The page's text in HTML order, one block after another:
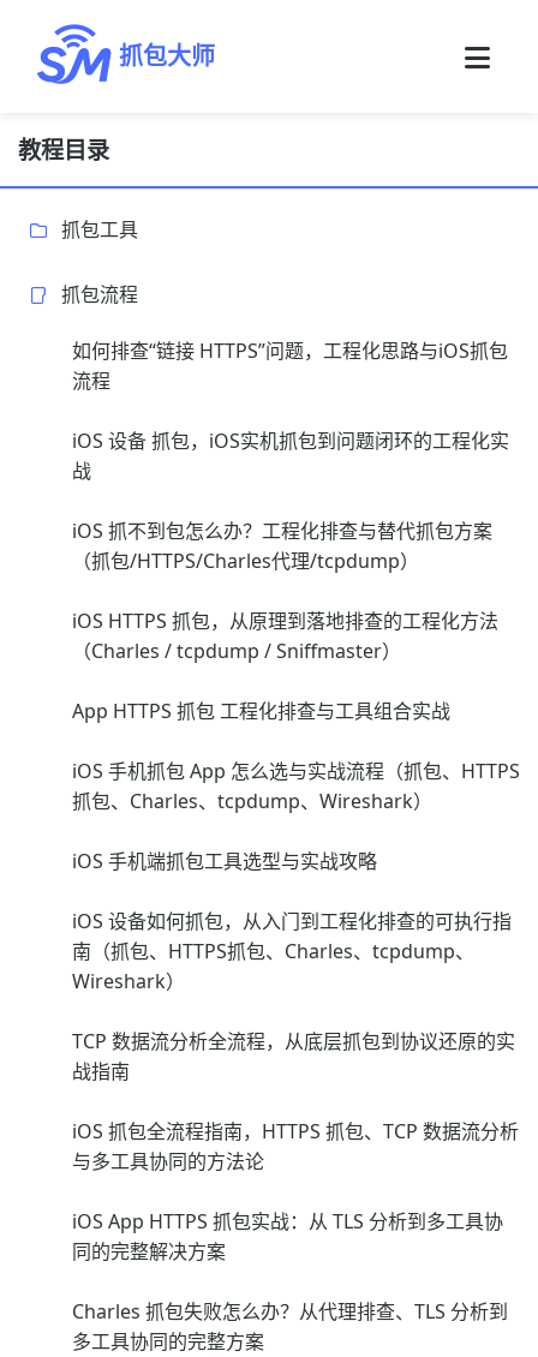
抓包大师
教程目录
抓包工具
抓包流程
如何排查“链接 HTTPS”问题，工程化思路与iOS抓包
流程
iOS 设备 抓包，iOS实机抓包到问题闭环的工程化实
战
iOS 抓不到包怎么办？工程化排查与替代抓包方案
（抓包/HTTPS/Charles代理/tcpdump）
iOS HTTPS 抓包，从原理到落地排查的工程化方法
（Charles / tcpdump / Sniffmaster）
App HTTPS 抓包 工程化排查与工具组合实战
iOS 手机抓包 App 怎么选与实战流程（抓包、HTTPS
抓包、Charles、tcpdump、Wireshark）
iOS 手机端抓包工具选型与实战攻略
iOS 设备如何抓包，从入门到工程化排查的可执行指
南（抓包、HTTPS抓包、Charles、tcpdump、
Wireshark）
TCP 数据流分析全流程，从底层抓包到协议还原的实
战指南
iOS 抓包全流程指南，HTTPS 抓包、TCP 数据流分析
与多工具协同的方法论
iOS App HTTPS 抓包实战：从 TLS 分析到多工具协
同的完整解决方案
Charles 抓包失败怎么办？从代理排查、TLS 分析到
多工具协同的完整方案